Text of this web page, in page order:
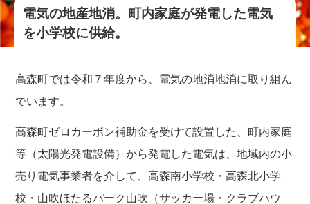
電気の地産地消。町内家庭が発電した電気
を小学校に供給。
高森町では令和７年度から、電気の地消地消に取り組ん
でいます。
高森町ゼロカーボン補助金を受けて設置した、町内家庭
等（太陽光発電設備）から発電した電気は、地域内の小
売り電気事業者を介して、高森南小学校・高森北小学
校・山吹ほたるパーク山吹（サッカー場・クラブハウ